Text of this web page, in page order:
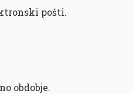
pošti.
obdobje.